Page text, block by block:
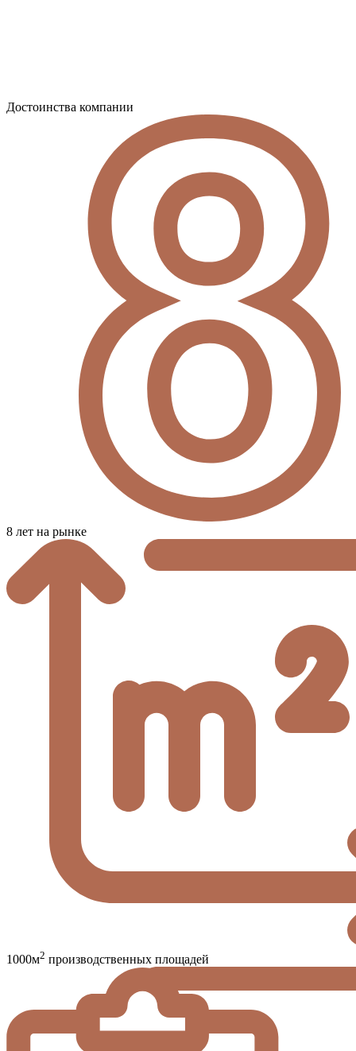
Достоинства компании
8 лет на рынке
1000м2 производственных площадей